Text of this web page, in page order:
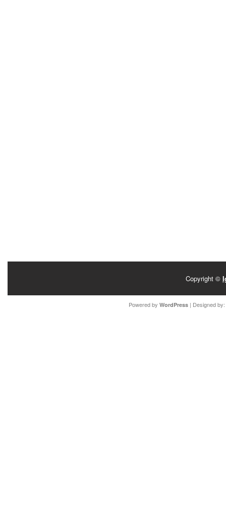
Copyright ©
Powered by WordPress| Designed by: